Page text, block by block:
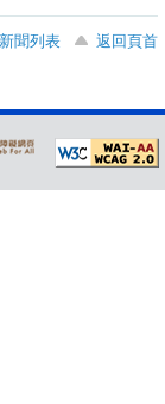
聞列表
返回頁首